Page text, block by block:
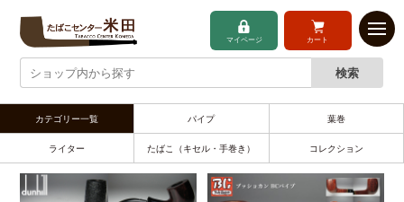
マイページ カート
カテゴリー一覧 パイプ 葉巻
ライター たばこ（キセル・手巻き） コレクション